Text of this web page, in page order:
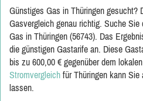
Günstiges Gas in Thüringen gesucht?
Gasvergleich genau richtig. Suche
Gas in Thüringen (56743). Das
die günstigen Gastarife an. Diese
bis zu 600,00 € gegenüber dem
Stromvergleich für Thüringen kann
lassen.